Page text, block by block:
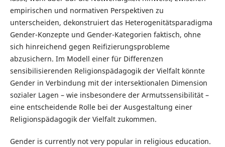
empirischen und normativen Perspektiven zu
unterscheiden, dekonstruiert das Heterogenitätsparadigma
Gender-Konzepte und Gender-Kategorien faktisch, ohne
sich hinreichend gegen Reifizierungsprobleme
abzusichern. Im Modell einer für Differenzen
sensibilisierenden Religionspädagogik der Vielfalt könnte
Gender in Verbindung mit der intersektionalen Dimension
sozialer Lagen – wie insbesondere der Armutssensibilität –
eine entscheidende Rolle bei der Ausgestaltung einer
Religionspädagogik der Vielfalt zukommen.
Gender is currently not very popular in religious education.